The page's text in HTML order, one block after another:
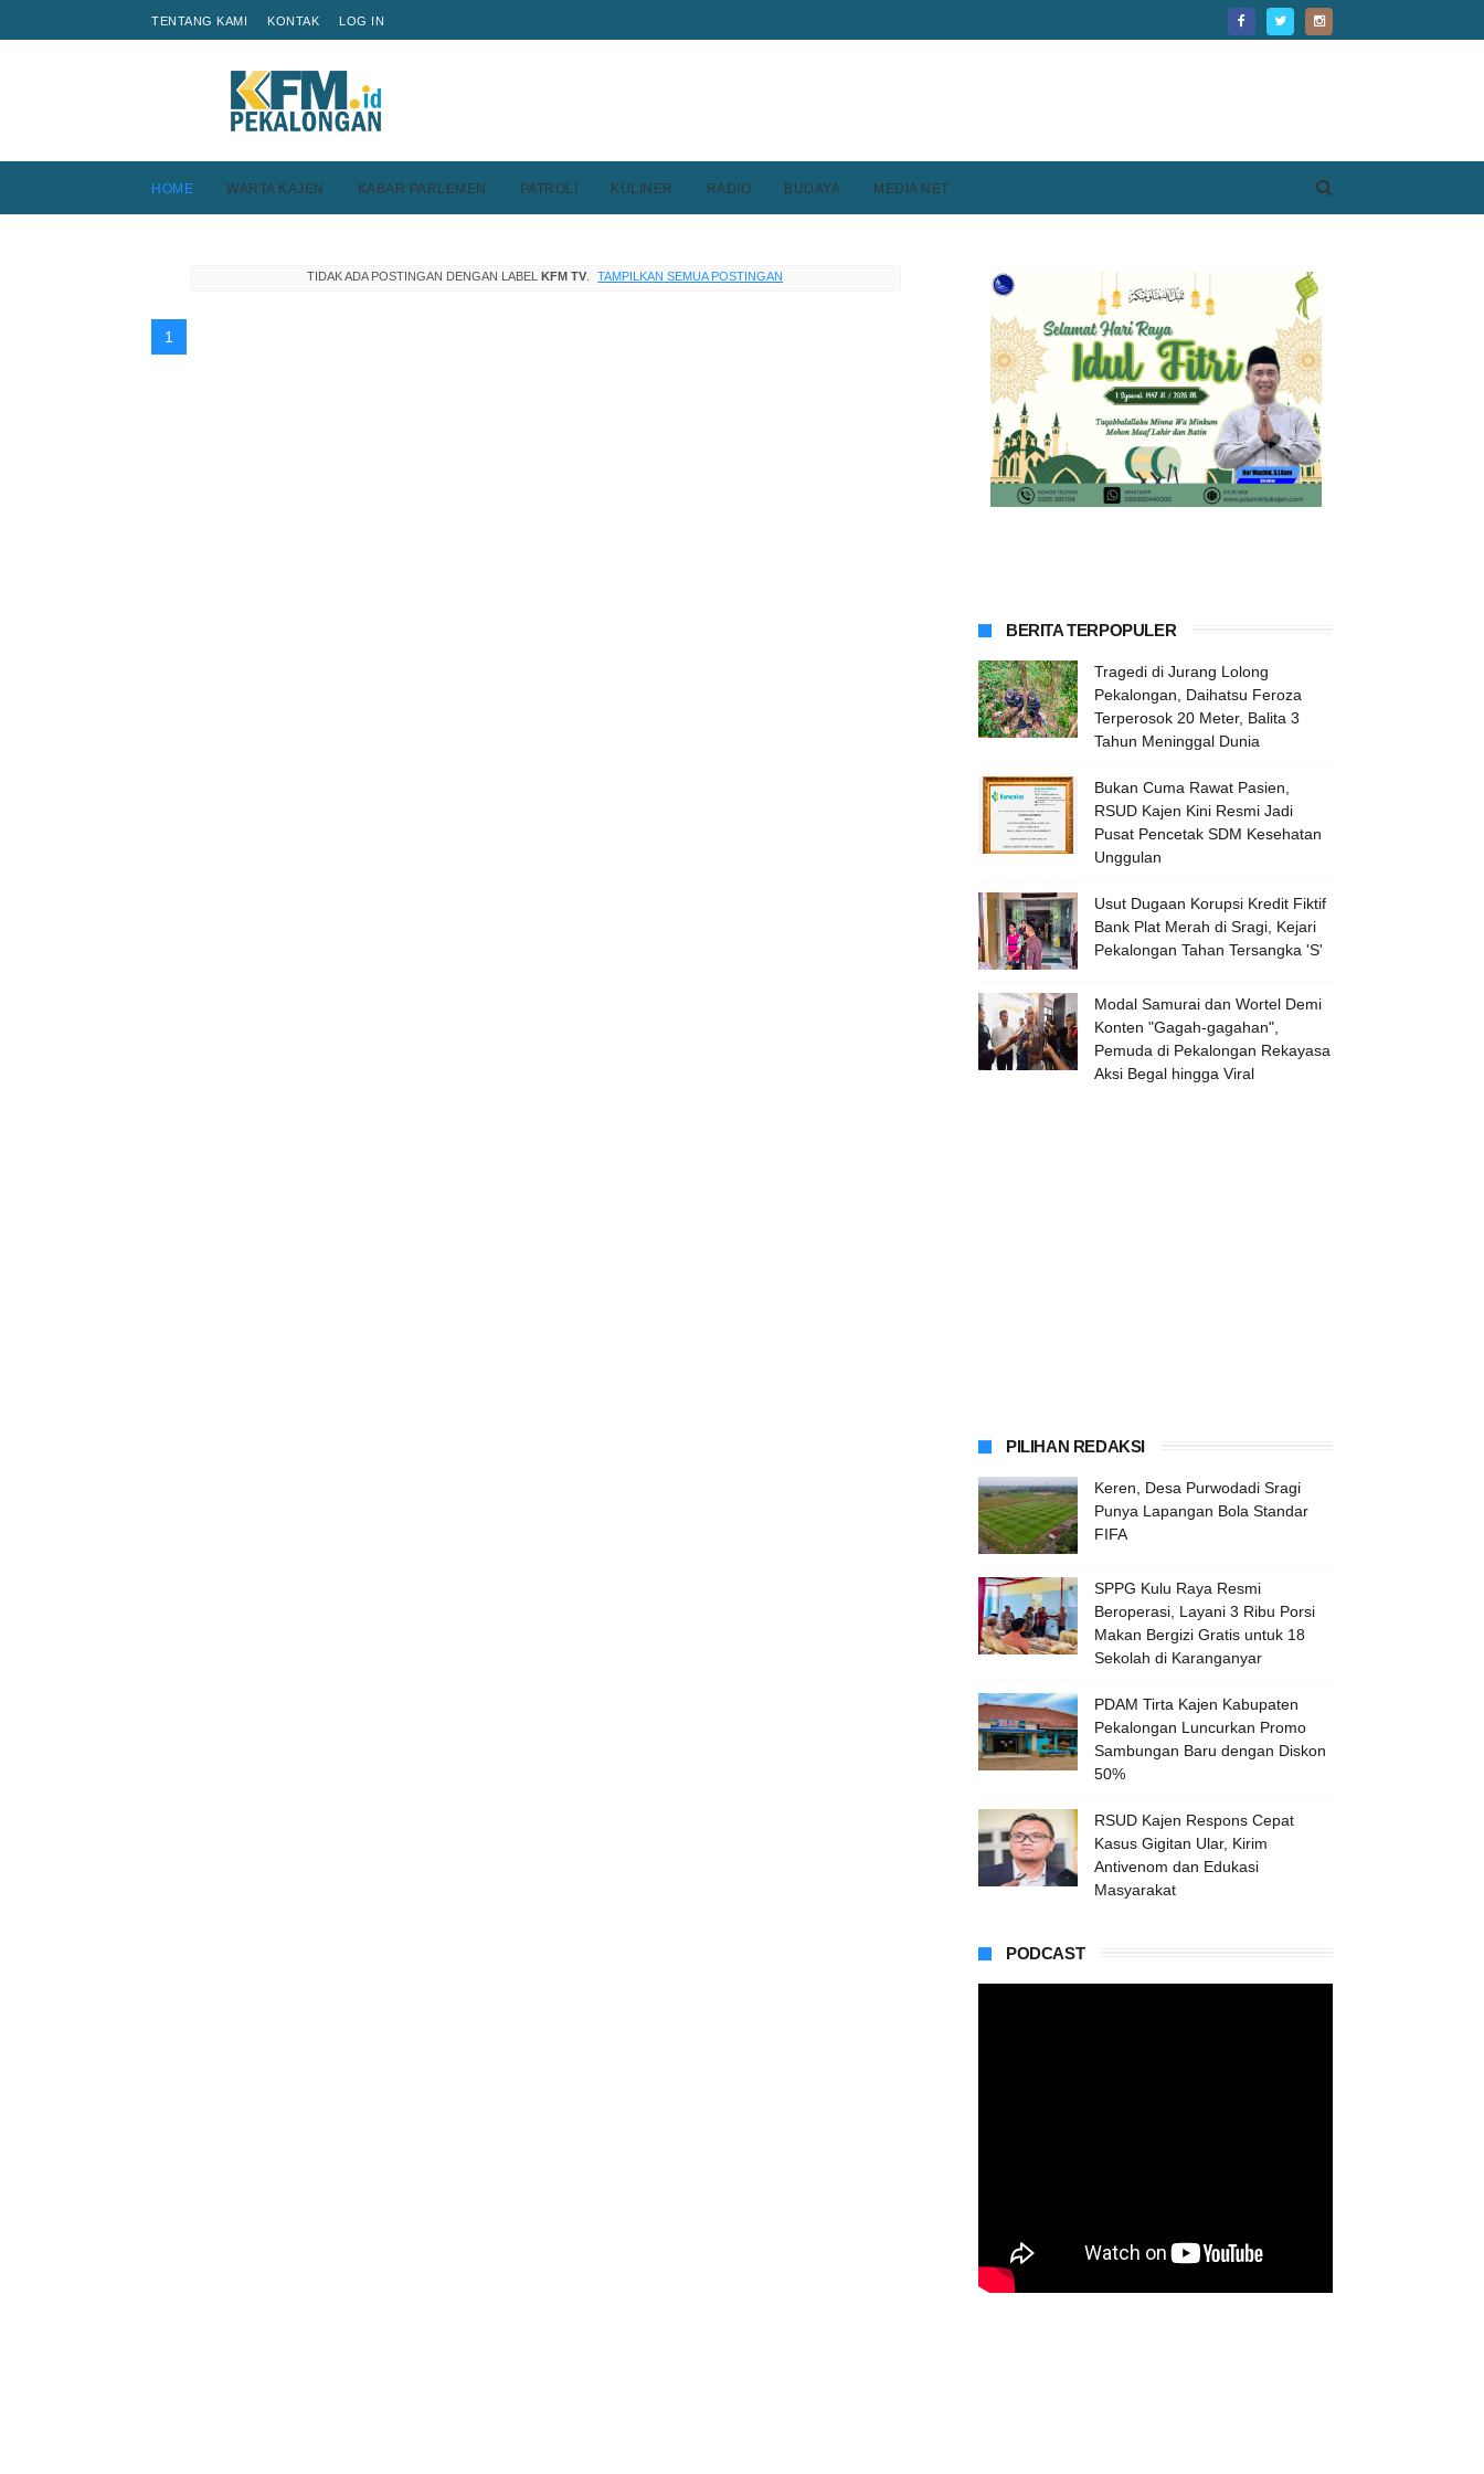
TENTANG KAMI KONTAK LOG IN
HOME WARTA KAJEN KABAR PARLEMEN PATROLI KULINER RADIO BUDAYA MEDIA NET
TIDAK ADA POSTINGAN DENGAN LABEL KFM TV. TAMPILKAN SEMUA POSTINGAN
1
BERITA TERPOPULER
Tragedi di Jurang Lolong
Pekalongan, Daihatsu Feroza
Terperosok 20 Meter, Balita 3
Tahun Meninggal Dunia
Bukan Cuma Rawat Pasien,
RSUD Kajen Kini Resmi Jadi
Pusat Pencetak SDM Kesehatan
Unggulan
Usut Dugaan Korupsi Kredit Fiktif
Bank Plat Merah di Sragi, Kejari
Pekalongan Tahan Tersangka 'S'
Modal Samurai dan Wortel Demi
Konten "Gagah-gagahan",
Pemuda di Pekalongan Rekayasa
Aksi Begal hingga Viral
PILIHAN REDAKSI
Keren, Desa Purwodadi Sragi
Punya Lapangan Bola Standar
FIFA
SPPG Kulu Raya Resmi
Beroperasi, Layani 3 Ribu Porsi
Makan Bergizi Gratis untuk 18
Sekolah di Karanganyar
PDAM Tirta Kajen Kabupaten
Pekalongan Luncurkan Promo
Sambungan Baru dengan Diskon
50%
RSUD Kajen Respons Cepat
Kasus Gigitan Ular, Kirim
Antivenom dan Edukasi
Masyarakat
PODCAST